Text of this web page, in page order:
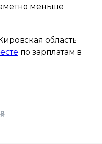
меньше
область
по зарплатам в